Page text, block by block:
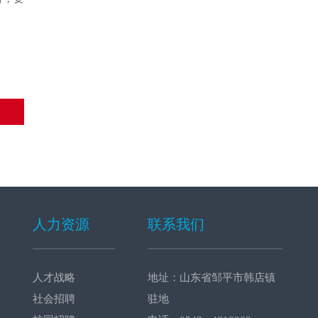
人力资源
人才战略
社会招聘
联系我们
地址：山东省邹平市韩店镇
驻地